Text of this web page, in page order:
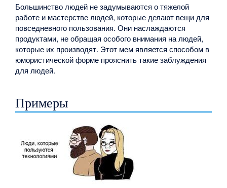
Большинство людей не задумываются о тяжелой
работе и мастерстве людей, которые делают вещи для
повседневного пользования. Они наслаждаются
продуктами, не обращая особого внимания на людей,
которые их производят. Этот мем является способом в
юмористической форме прояснить такие заблуждения
для людей.
Примеры